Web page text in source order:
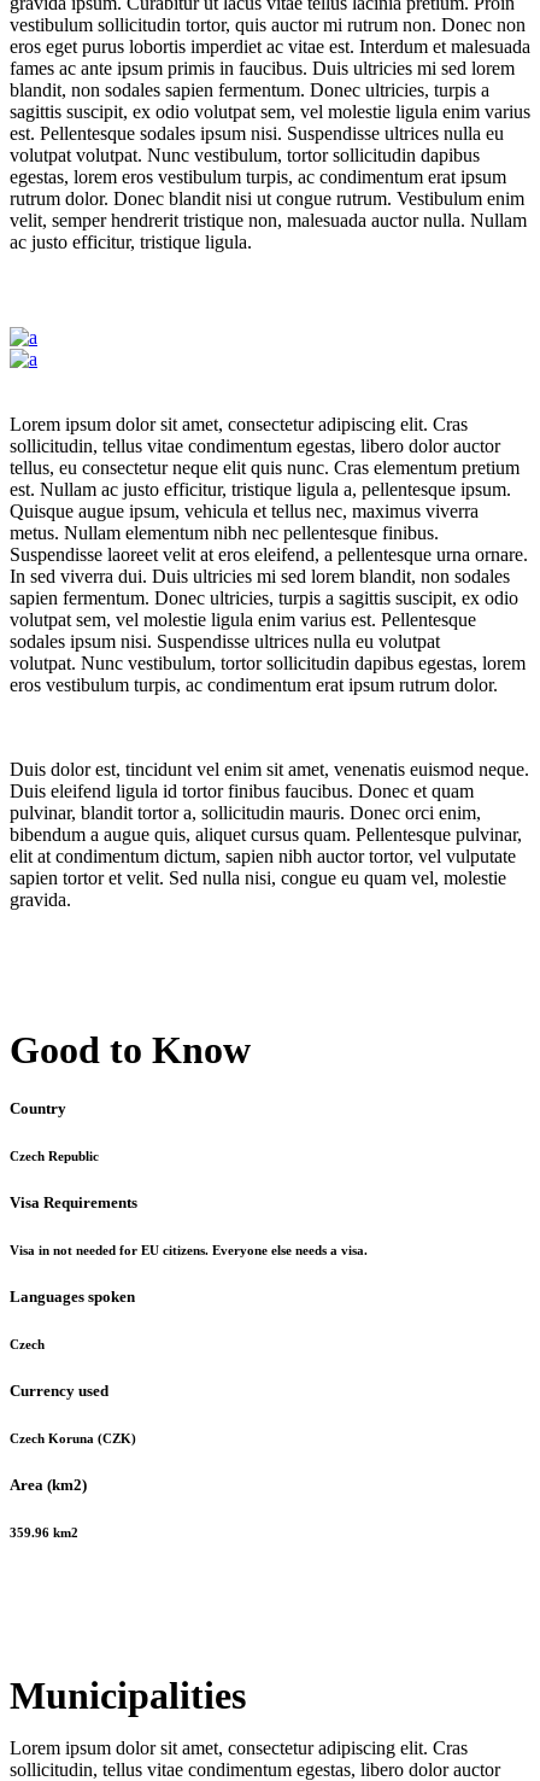
vestibulum sollicitudin tortor, quis auctor mi rutrum non. Donec non
eros eget purus lobortis imperdiet ac vitae est. Interdum et malesuada
fames ac ante ipsum primis in faucibus. Duis ultricies mi sed lorem
blandit, non sodales sapien fermentum. Donec ultricies, turpis a
sagittis suscipit, ex odio volutpat sem, vel molestie ligula enim varius
est. Pellentesque sodales ipsum nisi. Suspendisse ultrices nulla eu
volutpat volutpat. Nunc vestibulum, tortor sollicitudin dapibus
egestas, lorem eros vestibulum turpis, ac condimentum erat ipsum
rutrum dolor. Donec blandit nisi ut congue rutrum. Vestibulum enim
velit, semper hendrerit tristique non, malesuada auctor nulla. Nullam
ac justo efficitur, tristique ligula.
Lorem ipsum dolor sit amet, consectetur adipiscing elit. Cras
sollicitudin, tellus vitae condimentum egestas, libero dolor auctor
tellus, eu consectetur neque elit quis nunc. Cras elementum pretium
est. Nullam ac justo efficitur, tristique ligula a, pellentesque ipsum.
Quisque augue ipsum, vehicula et tellus nec, maximus viverra
metus. Nullam elementum nibh nec pellentesque finibus.
Suspendisse laoreet velit at eros eleifend, a pellentesque urna ornare.
In sed viverra dui. Duis ultricies mi sed lorem blandit, non sodales
sapien fermentum. Donec ultricies, turpis a sagittis suscipit, ex odio
volutpat sem, vel molestie ligula enim varius est. Pellentesque
sodales ipsum nisi. Suspendisse ultrices nulla eu volutpat
volutpat. Nunc vestibulum, tortor sollicitudin dapibus egestas, lorem
eros vestibulum turpis, ac condimentum erat ipsum rutrum dolor.
Duis dolor est, tincidunt vel enim sit amet, venenatis euismod neque.
Duis eleifend ligula id tortor finibus faucibus. Donec et quam
pulvinar, blandit tortor a, sollicitudin mauris. Donec orci enim,
bibendum a augue quis, aliquet cursus quam. Pellentesque pulvinar,
elit at condimentum dictum, sapien nibh auctor tortor, vel vulputate
sapien tortor et velit. Sed nulla nisi, congue eu quam vel, molestie
gravida.
Good to Know
Country
Czech Republic
Visa Requirements
Visa in not needed for EU citizens. Everyone else needs a visa.
Languages spoken
Czech
Currency used
Czech Koruna (CZK)
Area (km2)
359.96 km2
Municipalities
Lorem ipsum dolor sit amet, consectetur adipiscing elit. Cras
sollicitudin, tellus vitae condimentum egestas, libero dolor auctor